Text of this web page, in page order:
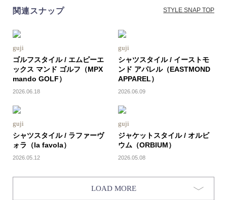
関連スナップ STYLE SNAP TOP
guji
ゴルフスタイル / エムピーエ
ックス マンド ゴルフ（MPX
mando GOLF）
2026.06.18
guji
シャツスタイル / イーストモ
ンド アパレル（EASTMOND
APPAREL）
2026.06.09
guji
シャツスタイル / ラファーヴ
ォラ（la favola）
2026.05.12
guji
ジャケットスタイル / オルビ
ウム（ORBIUM）
2026.05.08
LOAD MORE